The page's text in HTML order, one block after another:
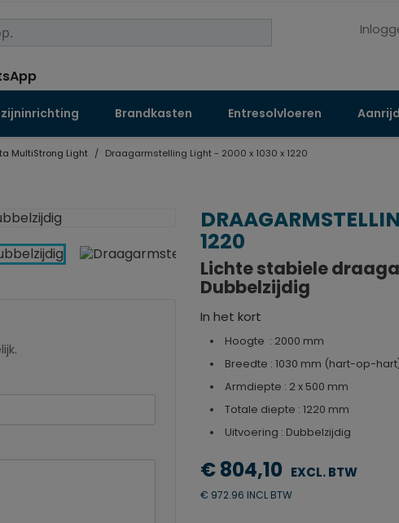
Brandkasten Entresolvloeren
MultiStrong Light Draagarmstelling Light - 2000 x 1030 x 1220
1220
Lichte stabiele
Dubbelzijdig
In het kort
Hoogte : 2000 mm
Breedte : 1030 mm (hart-op-
Armdiepte : 2 x 500 mm
Totale diepte : 1220 mm
Uitvoering : Dubbelzijdig
€ 804,10
€ 972.96 INCL BTW